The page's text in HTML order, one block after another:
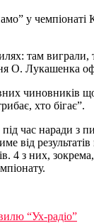
у
там
О. Лукашенка
чиновників
хто бігає”.
час наради з
від
4 з них,
“Ух-радіо”